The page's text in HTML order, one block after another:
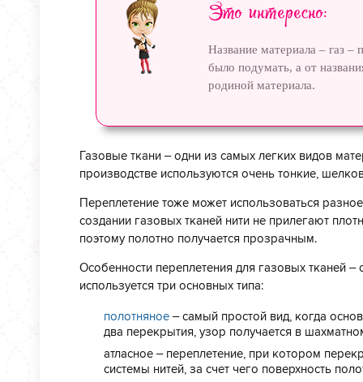
Это интересно:
Название материала – газ
было подумать, а от
родиной материала.
Газовые ткани – одни из самых легких видов
производстве используются очень тонкие,
Переплетение тоже может использоваться
создании газовых тканей нити не прилегают
поэтому полотно получается прозрачным.
Особенности переплетения для газовых тканей
используется три основных типа:
полотняное – самый простой вид, когда
два перекрытия, узор получается в
атласное – переплетение, при котором
системы нитей, за счет чего поверхность